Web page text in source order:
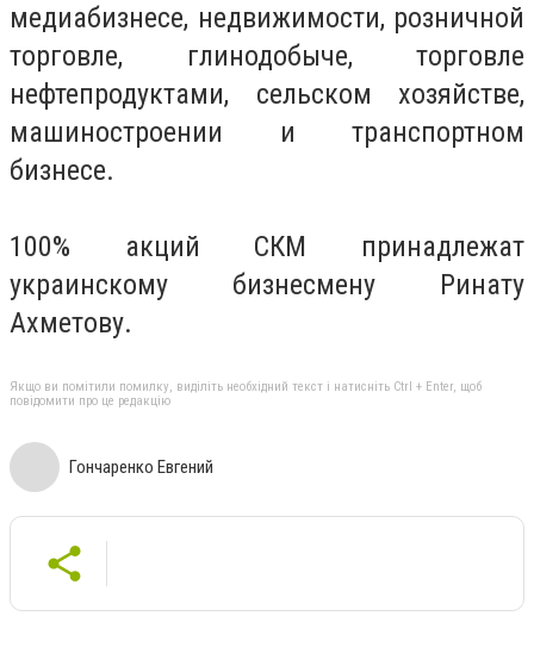
медиабизнесе, недвижимости, розничной
торговле, глинодобыче, торговле
нефтепродуктами, сельском хозяйстве,
машиностроении и транспортном
бизнесе.
100% акций СКМ принадлежат
украинскому бизнесмену Ринату
Ахметову.
Якщо ви помітили помилку, виділіть необхідний текст і натисніть Ctrl + Enter, щоб
повідомити про це редакцію
Гончаренко Евгений